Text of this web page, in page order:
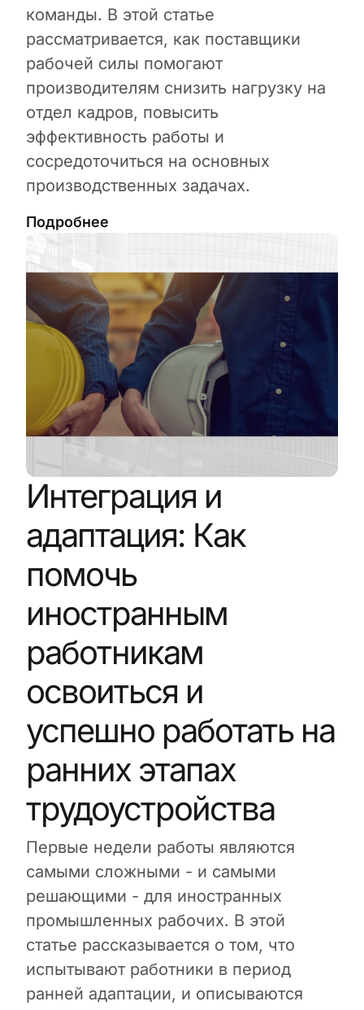
команды. В этой статье
рассматривается, как поставщики
рабочей силы помогают
производителям снизить нагрузку на
отдел кадров, повысить
эффективность работы и
сосредоточиться на основных
производственных задачах.
Подробнее
Интеграция и
адаптация: Как
помочь
иностранным
работникам
освоиться и
успешно работать на
ранних этапах
трудоустройства
Первые недели работы являются
самыми сложными - и самыми
решающими - для иностранных
промышленных рабочих. В этой
статье рассказывается о том, что
испытывают работники в период
ранней адаптации, и описываются